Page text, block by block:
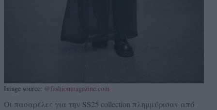
Image source: @fashionmagazine.com
Οι πασαρέλες για την SS25 collection πλημμύρισαν από